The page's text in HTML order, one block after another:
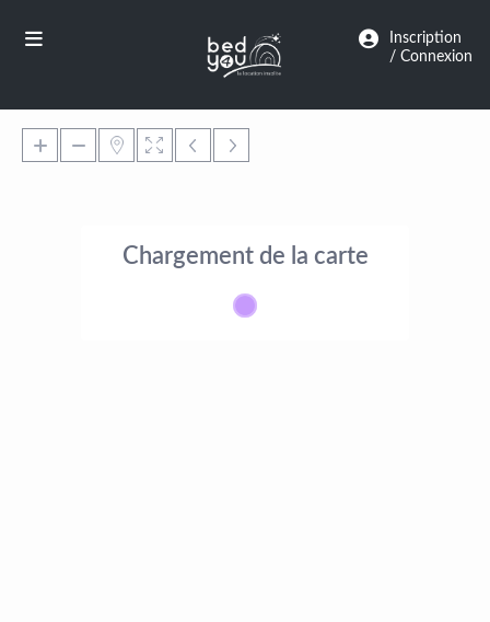
Inscription
/ Connexion
Chargement de la carte